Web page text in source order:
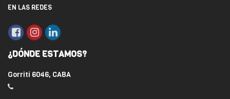
EN LAS REDES
¿DÓNDE ESTAMOS?
Gorriti 6046, CABA